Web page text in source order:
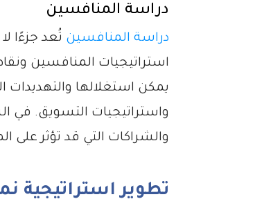
دراسة المنافسين
دراسة المنافسين تُعد جزءًا
استراتيجيات المنافسين
يمكن استغلالها والتهديدات
واستراتيجيات التسويق. في
والشراكات التي قد تؤثر على
تطوير استراتيجية